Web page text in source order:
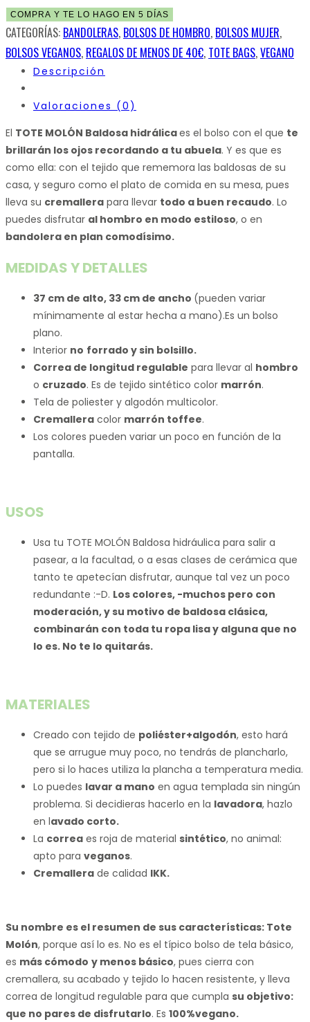
COMPRA Y TE LO HAGO EN 5 DÍAS
CATEGORÍAS: BANDOLERAS, BOLSOS DE HOMBRO, BOLSOS MUJER,
BOLSOS VEGANOS, REGALOS DE MENOS DE 40€, TOTE BAGS,VEGANO
Descripción
Valoraciones (0)
El TOTE MOLÓN Baldosa hidrálicaes el bolso con el que te
brillarán los ojos recordando a tu abuela. Y es que es
como ella: con el tejido que rememora las baldosas de su
casa, y seguro como el plato de comida en su mesa, pues
lleva su cremallera para llevar todo a buen recaudo. Lo
puedes disfrutar al hombro en modo estiloso, o en
bandolera en plan comodísimo.
MEDIDAS Y DETALLES
37 cm de alto, 33 cm de ancho (pueden variar
mínimamente al estar hecha a mano).Es un bolso
plano.
Interior no forrado y sin bolsillo.
Correa de longitud regulable para llevar al hombro
o cruzado. Es de tejido sintético color marrón.
Tela de poliester y algodón multicolor.
Cremallera color marrón toffee.
Los colores pueden variar un poco en función de la
pantalla.
USOS
Usa tu TOTE MOLÓN Baldosa hidráulica para salir a
pasear, a la facultad, o a esas clases de cerámica que
tanto te apetecían disfrutar, aunque tal vez un poco
redundante :-D. Los colores, -muchos pero con
moderación, y su motivo de baldosa clásica,
combinarán con toda tu ropa lisa y alguna que no
lo es. No te lo quitarás.
MATERIALES
Creado con tejido de poliéster+algodón, esto hará
que se arrugue muy poco, no tendrás de plancharlo,
pero si lo haces utiliza la plancha a temperatura media.
Lo puedes lavar a mano en agua templada sin ningún
problema. Si decidieras hacerlo en la lavadora, hazlo
en lavado corto.
La correa es roja de material sintético, no animal:
apto para veganos.
Cremallera de calidad IKK.
Su nombre es el resumen de sus características: Tote
Molón, porque así lo es. No es el típico bolso de tela básico,
es más cómodo y menos básico, pues cierra con
cremallera, su acabado y tejido lo hacen resistente, y lleva
correa de longitud regulable para que cumpla su objetivo:
que no pares de disfrutarlo. Es 100%vegano.